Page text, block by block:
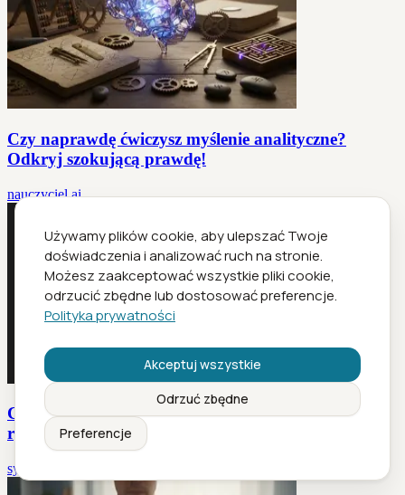
Używamy plików cookie, aby ulepszać Twoje
doświadczenia i analizować ruch na stronie.
Możesz zaakceptować wszystkie pliki cookie,
odrzucić zbędne lub dostosować preferencje.
Polityka prywatności
Akceptuj wszystkie
Odrzuć zbędne
Preferencje
Czy naprawdę ćwiczysz myślenie analityczne?
Odkryj szokującą prawdę!
nauczyciel.ai
Czy naprawdę można testować strategie online bez
ryzyka?
symulacja.ai